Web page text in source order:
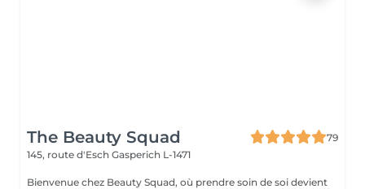
The Beauty Squad
79
145, route d'Esch Gasperich L-1471
Bienvenue chez Beauty Squad, où prendre soin de soi devient